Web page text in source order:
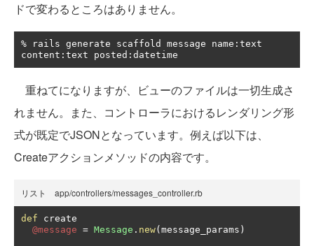
ドで変わるところはありません。
% rails generate scaffold message name : text
content : text posted : datetime
重ねてになりますが、ビューのファイルは一切生成さ
れません。また、コントローラにおけるレンダリング形
式が既定でJSONとなっています。例えば以下は、
Createアクションメソッドの内容です。
リスト app/controllers/messages_controller.rb
def create
@message = Message . new( message_params )